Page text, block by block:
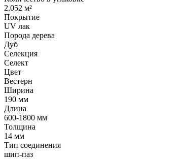
2.052 м²
Покрытие
UV лак
Порода дерева
Дуб
Селекция
Селект
Цвет
Вестерн
Ширина
190 мм
Длина
600-1800 мм
Толщина
14 мм
Тип соединения
шип-паз